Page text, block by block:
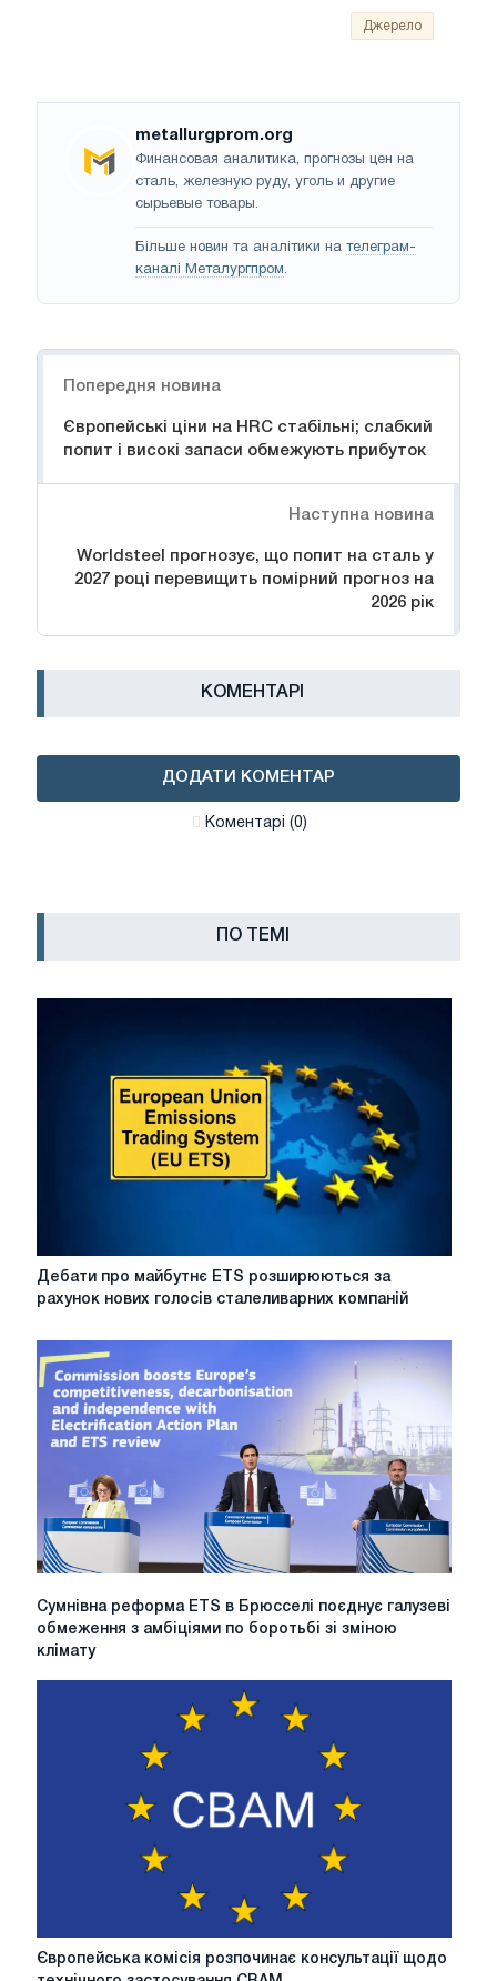
Джерело
metallurgprom.org
Финансовая аналитика, прогнозы цен на
сталь, железную руду, уголь и другие
сырьевые товары.
Більше новин та аналітики на телеграм-
каналі Металургпром.
Попередня новина
Європейські ціни на HRC стабільні; слабкий
попит і високі запаси обмежують прибуток
Наступна новина
Worldsteel прогнозує, що попит на сталь у
2027 році перевищить помірний прогноз на
2026 рік
КОМЕНТАРІ
ДОДАТИ КОМЕНТАР
Коментарі (0)
ПО ТЕМІ
Дебати
ETS
розширюються
за
рахунок
нових
сталеливарних
компаній
Дебати про майбутнє ETS розширюються за
рахунок нових голосів сталеливарних компаній
Сумнівна
реформа
ETS
Сумнівна реформа ETS в Брюсселі поєднує галузеві
обмеження з амбіціями по боротьбі зі зміною
клімату
Європейська
комісія
Європейська комісія розпочинає консультації щодо